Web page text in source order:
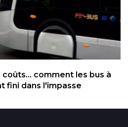
comment les bus à
fini dans l'impasse